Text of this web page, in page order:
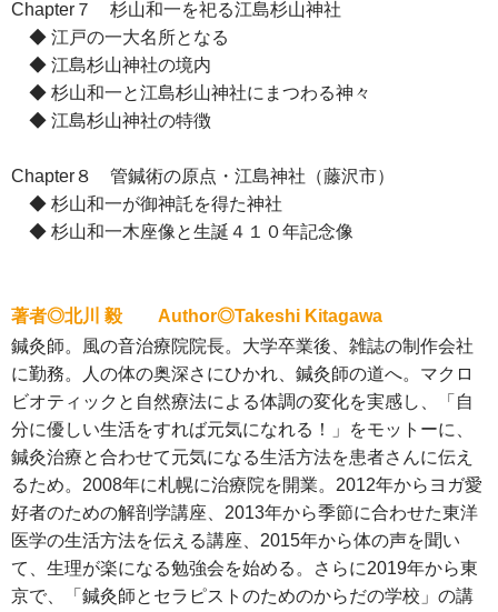
Chapter７ 杉山和一を祀る江島杉山神社
◆ 江戸の一大名所となる
◆ 江島杉山神社の境内
◆ 杉山和一と江島杉山神社にまつわる神々
◆ 江島杉山神社の特徴
Chapter８ 管鍼術の原点・江島神社（藤沢市）
◆ 杉山和一が御神託を得た神社
◆ 杉山和一木座像と生誕４１０年記念像
著者◎北川 毅 Author◎Takeshi Kitagawa
鍼灸師。風の音治療院院長。大学卒業後、雑誌の制作会社
に勤務。人の体の奥深さにひかれ、鍼灸師の道へ。マクロ
ビオティックと自然療法による体調の変化を実感し、「自
分に優しい生活をすれば元気になれる！」をモットーに、
鍼灸治療と合わせて元気になる生活方法を患者さんに伝え
るため。2008年に札幌に治療院を開業。2012年からヨガ愛
好者のための解剖学講座、2013年から季節に合わせた東洋
医学の生活方法を伝える講座、2015年から体の声を聞い
て、生理が楽になる勉強会を始める。さらに2019年から東
京で、「鍼灸師とセラピストのためのからだの学校」の講